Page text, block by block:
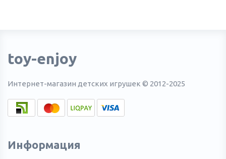
toy-enjoy
Интернет-магазин детских игрушек © 2012-2025
Информация